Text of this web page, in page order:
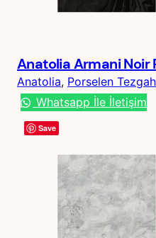
Anatolia Armani Noir
Anatolia, Porselen
Whatsapp İle İletişim
Save